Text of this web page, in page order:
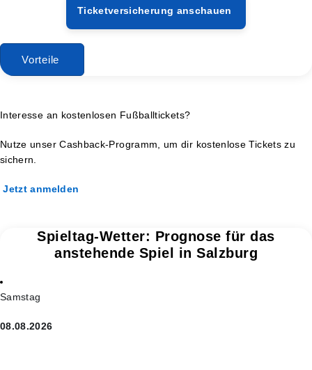
Ticketversicherung anschauen
Vorteile
Interesse an kostenlosen Fußballtickets?
Nutze unser Cashback-Programm, um dir kostenlose Tickets zu
sichern.
Jetzt anmelden
Spieltag-Wetter: Prognose für das
anstehende Spiel in Salzburg
Samstag
08.08.2026